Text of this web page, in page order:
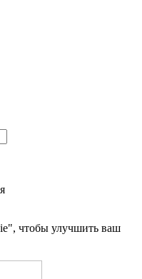
чтобы улучшить ваш